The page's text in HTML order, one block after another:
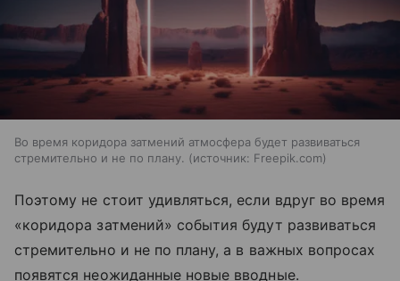
Во время коридора затмений атмосфера будет развиваться
стремительно и не по плану.
источник: Freepik.com
Поэтому не стоит удивляться, если вдруг во время
«коридора затмений» события будут развиваться
стремительно и не по плану, а в важных вопросах
появятся неожиданные новые вводные.